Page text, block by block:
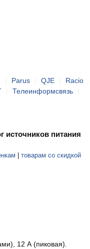
Parus QJE
Racio
Телеинформсвязь
источников питания
товарам со скидкой
12 А (пиковая).